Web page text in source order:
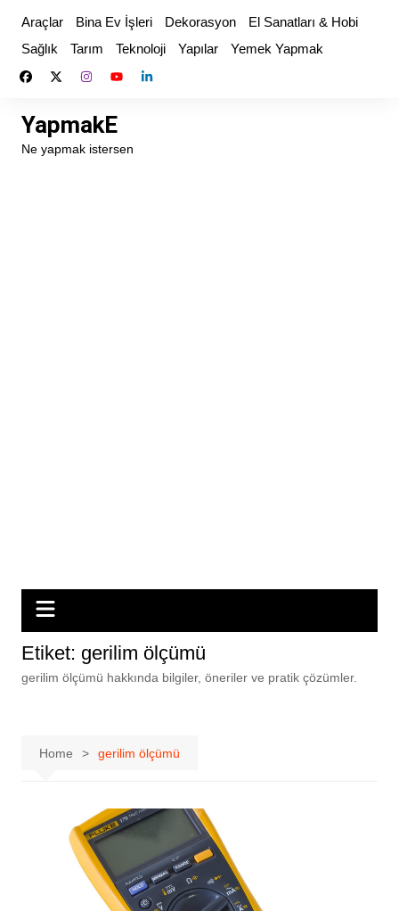
content
Araçlar Bina Ev İşleri Dekorasyon
El Sanatları & Hobi
Sağlık
Tarım Teknoloji Yapılar Yemek Yapmak
YapmakE
Ne yapmak istersen
Etiket: gerilim ölçümü
gerilim ölçümü hakkında bilgiler, öneriler ve pratik çözümler.
Home gerilim ölçümü